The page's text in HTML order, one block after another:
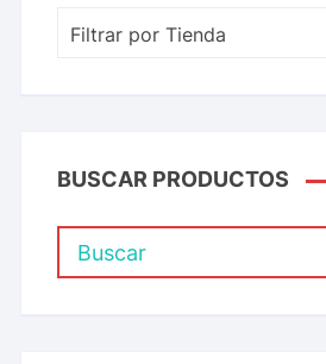
Filtrar por Tienda
BUSCAR PRODUCTOS